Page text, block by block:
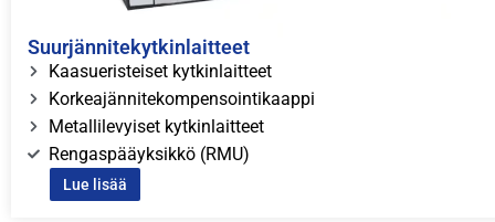
Suurjännitekytkinlaitteet
Kaasueristeiset kytkinlaitteet
Korkeajännitekompensointikaappi
Metallilevyiset kytkinlaitteet
Rengaspääyksikkö (RMU)
Lue lisää